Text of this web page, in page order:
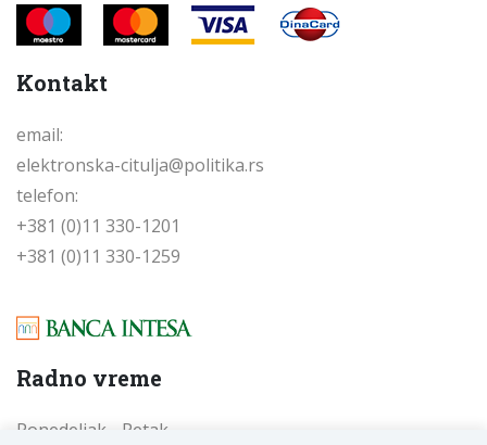
Kontakt
email:
elektronska-citulja@politika.rs
telefon:
+381 (0)11 330-1201
+381 (0)11 330-1259
Radno vreme
Ponedeljak - Petak